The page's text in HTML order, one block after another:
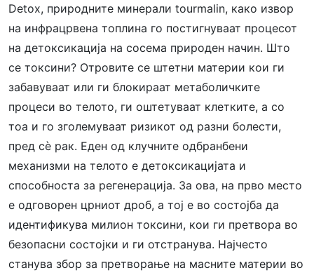
Detox, природните минерали tourmalin, како извор
на инфрацрвена топлина го постигнуваат процесот
на детоксикација на сосема природен начин. Што
се токсини? Отровите се штетни материи кои ги
забавуваат или ги блокираат метаболичките
процеси во телото, ги оштетуваат клетките, а со
тоа и го зголемуваат ризикот од разни болести,
пред сè рак. Еден од клучните одбранбени
механизми на телото е детоксикацијата и
способноста за регенерација. За ова, на прво место
е одговорен црниот дроб, а тој е во состојба да
идентификува милион токсини, кои ги претвора во
безопасни состојки и ги отстранува. Најчесто
станува збор за претворање на масните материи во